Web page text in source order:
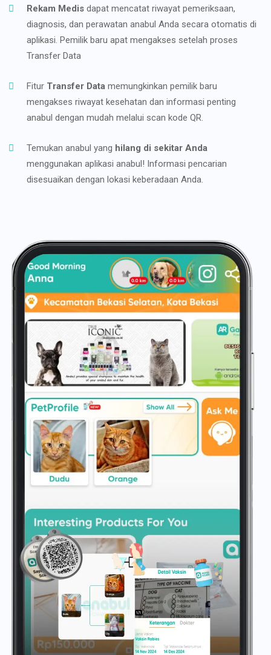
Rekam Medis dapat mencatat riwayat pemeriksaan,
diagnosis, dan perawatan anabul Anda secara otomatis di
aplikasi. Pemilik baru apat mengakses setelah proses
Transfer Data
Fitur Transfer Data memungkinkan pemilik baru
mengakses riwayat kesehatan dan informasi penting
anabul dengan mudah melalui scan kode QR.
Temukan anabul yang hilang di sekitar Anda
menggunakan aplikasi anabul! Informasi pencarian
disesuaikan dengan lokasi keberadaan Anda.